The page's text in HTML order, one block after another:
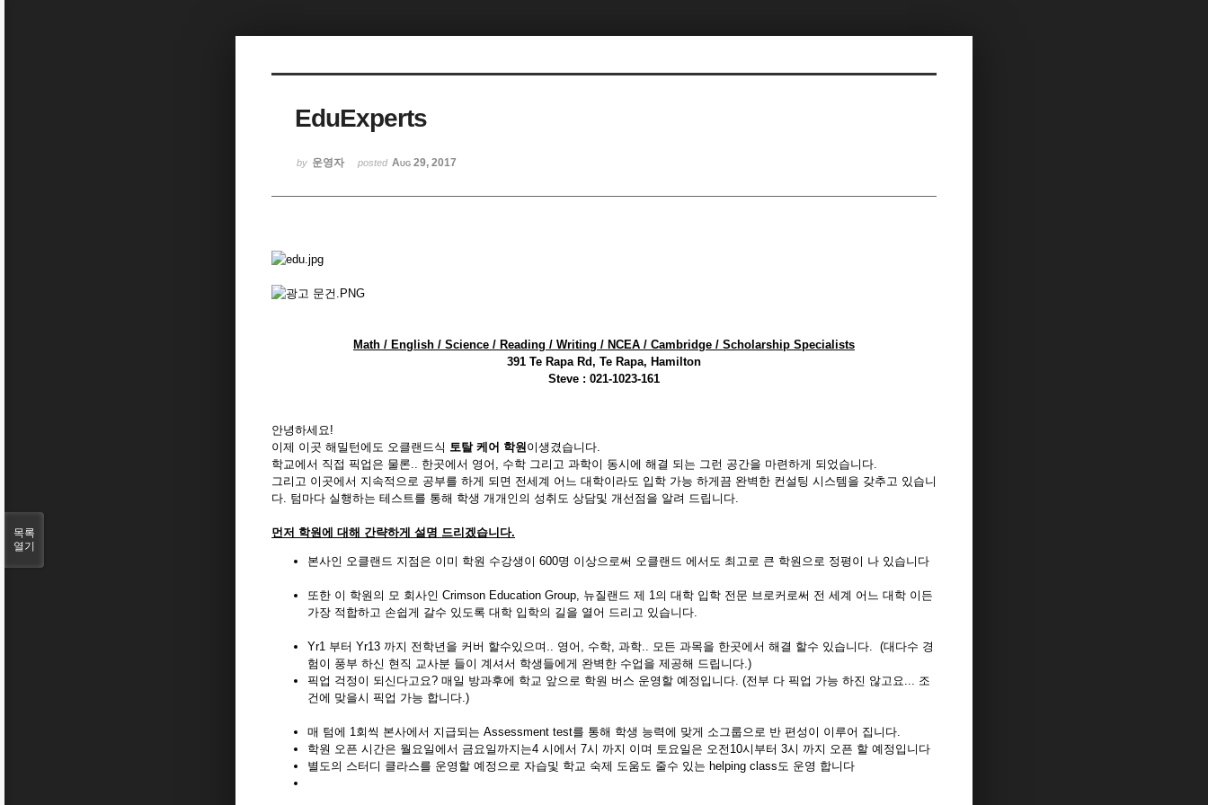
EduExperts
by 운영자 posted Aug 29, 2017
Math / English / Science / Reading / Writing / NCEA / Cambridge / Scholarship Specialists
391 Te Rapa Rd, Te Rapa, Hamilton
Steve : 021-1023-161
안녕하세요!
이제 이곳 해밀턴에도 오클랜드식 토탈 케어 학원이생겼습니다.
학교에서 직접 픽업은 물론.. 한곳에서 영어, 수학 그리고 과학이 동시에 해결 되는 그런 공간을 마련하게 되었습니다.
그리고 이곳에서 지속적으로 공부를 하게 되면 전세계 어느 대학이라도 입학 가능 하게끔 완벽한 컨설팅 시스템을 갖추고 있습니
다. 텀마다 실행하는 테스트를 통해 학생 개개인의 성취도 상담및 개선점을 알려 드립니다.
먼저 학원에 대해 간략하게 설명 드리겠습니다.
본사인 오클랜드 지점은 이미 학원 수강생이 600명 이상으로써 오클랜드 에서도 최고로 큰 학원으로 정평이 나 있습니다
또한 이 학원의 모 회사인 Crimson Education Group, 뉴질랜드 제 1의 대학 입학 전문 브로커로써 전 세계 어느 대학 이든
가장 적합하고 손쉽게 갈수 있도록 대학 입학의 길을 열어 드리고 있습니다.
Yr1 부터 Yr13 까지 전학년을 커버 할수있으며.. 영어, 수학, 과학.. 모든 과목을 한곳에서 해결 할수 있습니다. (대다수 경
험이 풍부 하신 현직 교사분 들이 계셔서 학생들에게 완벽한 수업을 제공해 드립니다.)
픽업 걱정이 되신다고요? 매일 방과후에 학교 앞으로 학원 버스 운영할 예정입니다. (전부 다 픽업 가능 하진 않고요... 조
건에 맞을시 픽업 가능 합니다.)
매 텀에 1회씩 본사에서 지급되는 Assessment test를 통해 학생 능력에 맞게 소그룹으로 반 편성이 이루어 집니다.
학원 오픈 시간은 월요일에서 금요일까지는4 시에서 7시 까지 이며 토요일은 오전10시부터 3시 까지 오픈 할 예정입니다
별도의 스터디 클라스를 운영할 예정으로 자습및 학교 숙제 도움도 줄수 있는 helping class도 운영 합니다
목록
열기
Sketchbook5, 스케치북5
Sketchbook5, 스케치북5